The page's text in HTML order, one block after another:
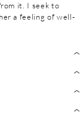
it. I seek to
a feeling of well-